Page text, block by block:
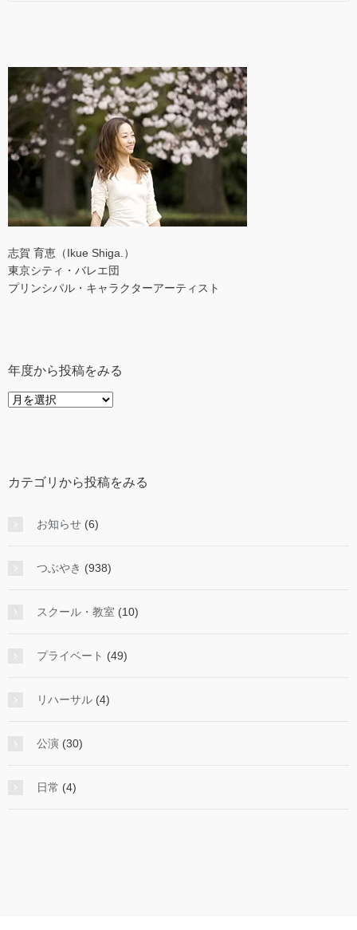
志賀 育恵（Ikue Shiga.）
東京シティ・バレエ団
プリンシパル・キャラクターアーティスト
年度から投稿をみる
年
稿
み
カテゴリから投稿をみる
お知らせ (6)
つぶやき (938)
スクール・教室 (10)
プライベート (49)
リハーサル (4)
公演 (30)
日常 (4)